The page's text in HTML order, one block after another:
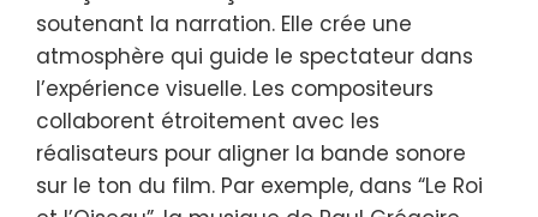
soutenant la narration. Elle crée une
atmosphère qui guide le spectateur dans
l’expérience visuelle. Les compositeurs
collaborent étroitement avec les
réalisateurs pour aligner la bande sonore
sur le ton du film. Par exemple, dans “Le Roi